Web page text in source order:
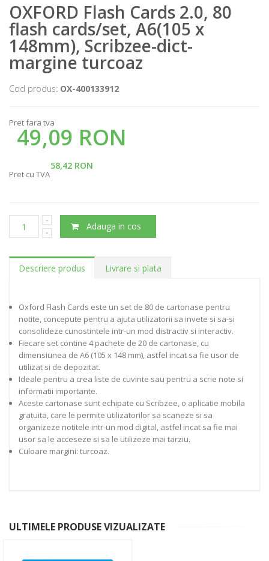
OXFORD Flash Cards 2.0, 80
flash cards/set, A6(105 x
148mm), Scribzee-dict-
margine turcoaz
Cod produs: OX-400133912
Pret fara tva
49,09 RON
58,42 RON
Pret cu TVA
Adauga in cos
Descriere produs Livrare si plata
Oxford Flash Cards este un set de 80 de cartonase pentru
notite, concepute pentru a ajuta utilizatorii sa invete si sa-si
consolideze cunostintele intr-un mod distractiv si interactiv.
Fiecare set contine 4 pachete de 20 de cartonase, cu
dimensiunea de A6 (105 x 148 mm), astfel incat sa fie usor de
utilizat si de depozitat.
Ideale pentru a crea liste de cuvinte sau pentru a scrie note si
informatii importante.
Aceste cartonase sunt echipate cu Scribzee, o aplicatie mobila
gratuita, care le permite utilizatorilor sa scaneze si sa
organizeze notitele intr-un mod digital, astfel incat sa fie mai
usor sa le acceseze si sa le utilizeze mai tarziu.
Culoare margini: turcoaz.
ULTIMELE PRODUSE VIZUALIZATE